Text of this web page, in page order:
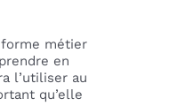
métier
en
l’utiliser au
qu’elle